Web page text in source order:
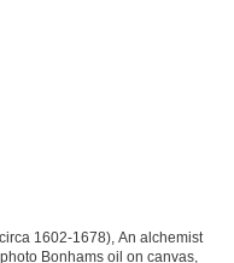
1602-1678), An alchemist
Bonhams oil on canvas,